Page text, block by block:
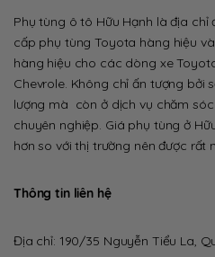
Phụ tùng ô tô Hữu Hạnh là địa
cấp phụ tùng Toyota hàng hiệu
hàng hiệu cho các dòng xe
Chevrole. Không chỉ ấn tượng bởi
lượng mà còn ở dịch vụ chăm
chuyên nghiệp. Giá phụ tùng ở
hơn so với thị trường nên được rất
Thông tin liên hệ
Địa chỉ: 190/35 Nguyễn Tiểu La,